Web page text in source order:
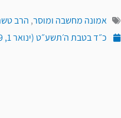
אמונה מחשבה ומוסר, הרב
כ״ד בטבת ה׳תשע״ט (ינואר 1, 2019)